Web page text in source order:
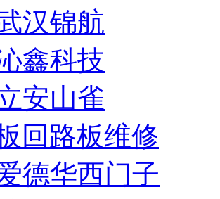
汉锦航
鑫科技
安山雀
回路板维修
德华西门子